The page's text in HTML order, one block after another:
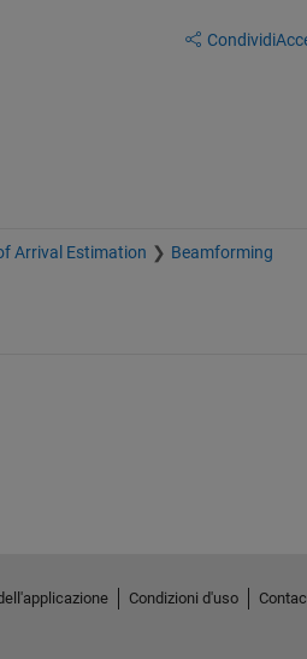
Condividi
Arrival Estimation Beamforming
Condizioni d'uso